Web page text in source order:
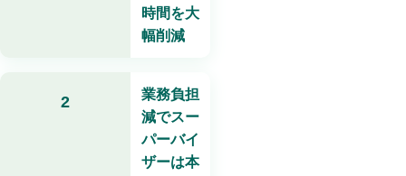
時間を大
幅削減
2
業務負担
減でスー
パーバイ
ザーは本